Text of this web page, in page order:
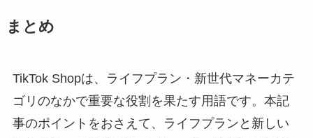
まとめ
TikTok Shopは、ライフプラン・新世代マネーカテ
ゴリのなかで重要な役割を果たす用語です。本記
事のポイントをおさえて、ライフプランと新しい